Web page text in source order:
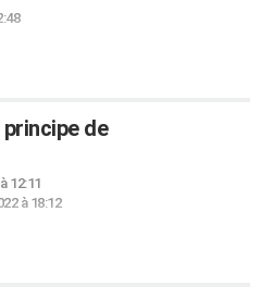
de
12:11
à 18:12